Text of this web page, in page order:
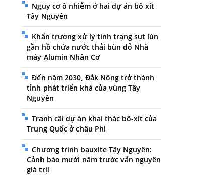
Nguy cơ ô nhiễm ở hai dự án bô xít
Tây Nguyên
Khẩn trương xử lý tình trạng sụt lún
gần hồ chứa nước thải bùn đỏ Nhà
máy Alumin Nhân Cơ
Đến năm 2030, Đắk Nông trở thành
tỉnh phát triển khá của vùng Tây
Nguyên
Tranh cãi dự án khai thác bô-xít của
Trung Quốc ở châu Phi
Chương trình bauxite Tây Nguyên:
Cảnh báo mười năm trước vẫn nguyên
giá trị!